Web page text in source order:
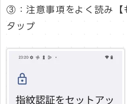
③：注意事項をよく読み【
タップ